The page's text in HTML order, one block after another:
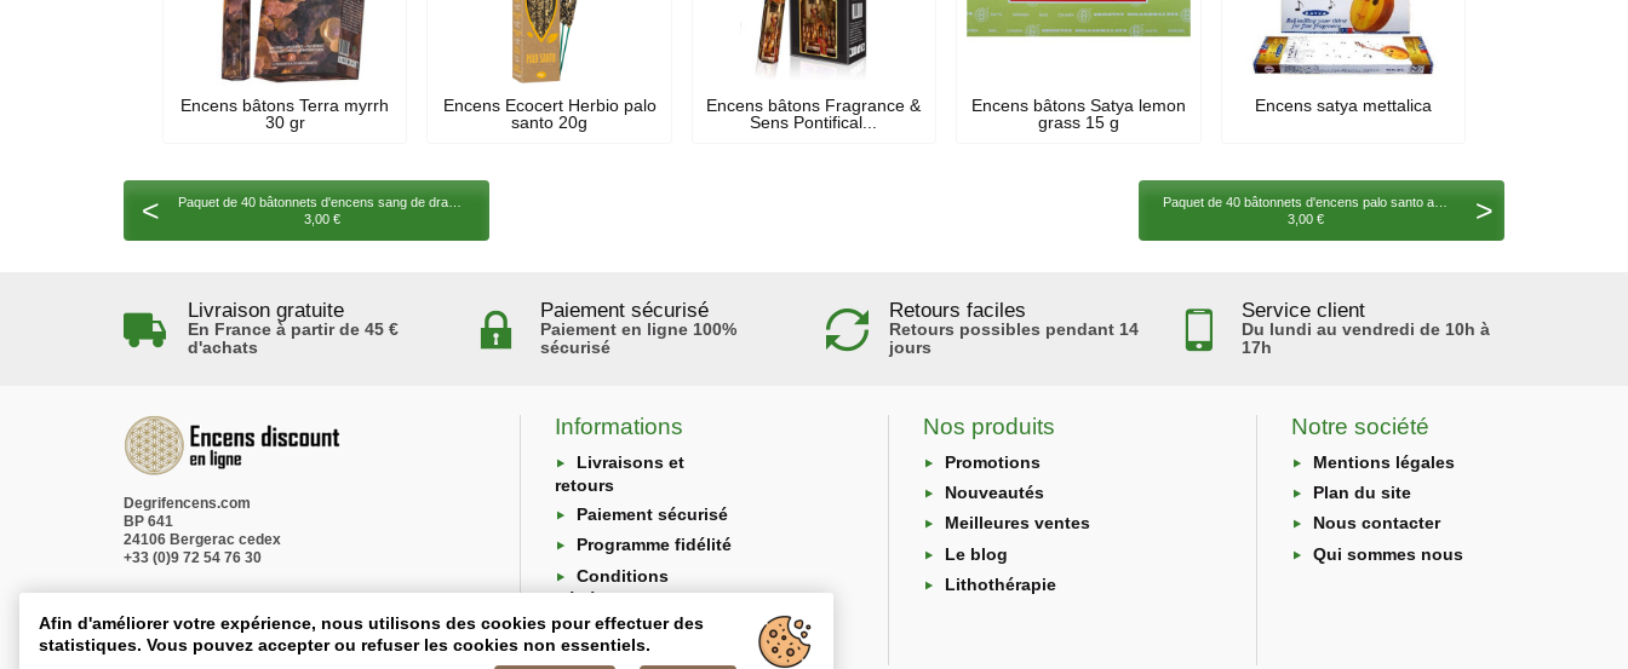
Encens bâtons Terra myrrh
30 gr
Encens Ecocert Herbio palo
santo 20g
Encens bâtons Fragrance &
Sens Pontifical...
Encens bâtons Satya lemon
grass 15 g
Encens satya mettalica
<
3,00 €
Paquet de 40 bâtonnets d'encens palo santo avec porte encens
3,00 €
>
Livraison gratuite
En France à partir de 45 €
d'achats
Paiement sécurisé
Paiement en ligne 100%
sécurisé
Retours faciles
Retours possibles pendant 14
jours
Service client
Du lundi au vendredi de 10h à
17h
Degrifencens.com
BP 641
24106 Bergerac cedex
+33 (0)9 72 54 76 30
Informations
Livraisons et
retours
Paiement sécurisé
Programme fidélité
Conditions
générales
Protection des
données
Nos produits
Promotions
Nouveautés
Meilleures ventes
Le blog
Lithothérapie
Notre société
Mentions légales
Plan du site
Nous contacter
Qui sommes nous
Afin d'améliorer votre expérience, nous utilisons des cookies pour effectuer des
statistiques. Vous pouvez accepter ou refuser les cookies non essentiels.